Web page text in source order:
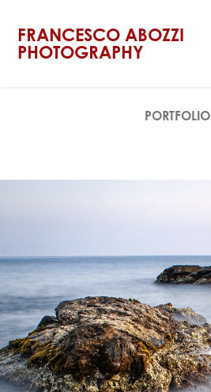
FRANCESCO ABOZZI
PHOTOGRAPHY
PORTFOLIO
PORTFOLIO